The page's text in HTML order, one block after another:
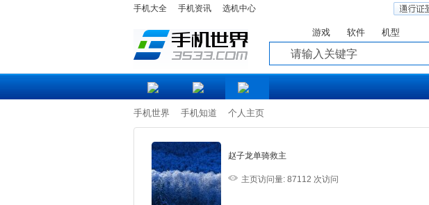
手机大全 手机资讯 选机中心
游戏 软件 机型
手机世界 手机知道 个人主页
赵子龙单骑救主
主页访问量: 87112 次访问